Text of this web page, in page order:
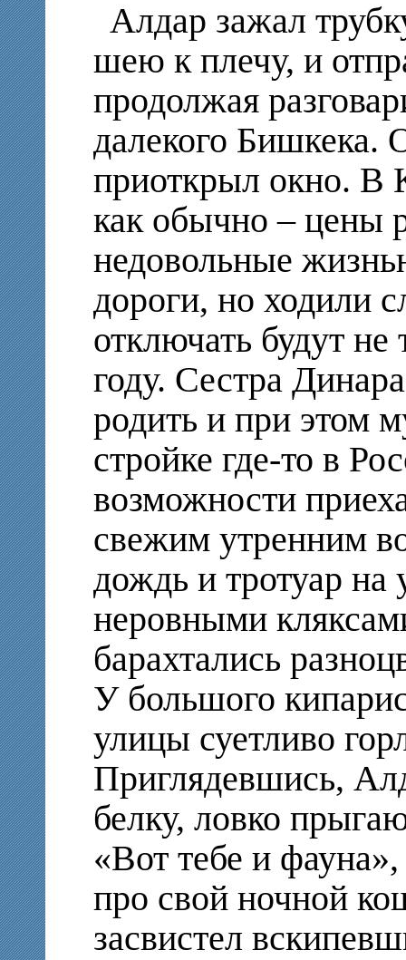
Алдар зажал
шею к плечу, и
продолжая
далекого Бишкека.
приоткрыл окно. В
как обычно – цены
недовольные
дороги, но ходили
отключать будут
году. Сестра
родить и при этом
стройке где-то в
возможности
свежим утренним
дождь и тротуар
неровными
барахтались
У большого
улицы суетливо
Приглядевшись,
белку, ловко
«Вот тебе и
про свой ночной
засвистел